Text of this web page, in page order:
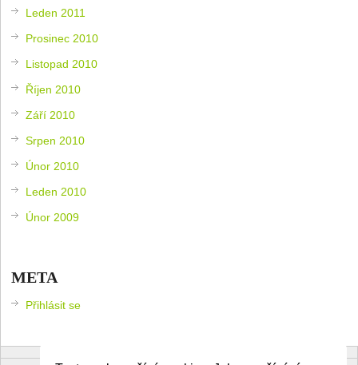
Leden 2011
Prosinec 2010
Listopad 2010
Říjen 2010
Září 2010
Srpen 2010
Únor 2010
Leden 2010
Únor 2009
META
Přihlásit se